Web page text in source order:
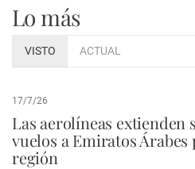
Lo más
VISTO ACTUAL
17/7/26
Las aerolíneas extienden
vuelos a Emiratos
región